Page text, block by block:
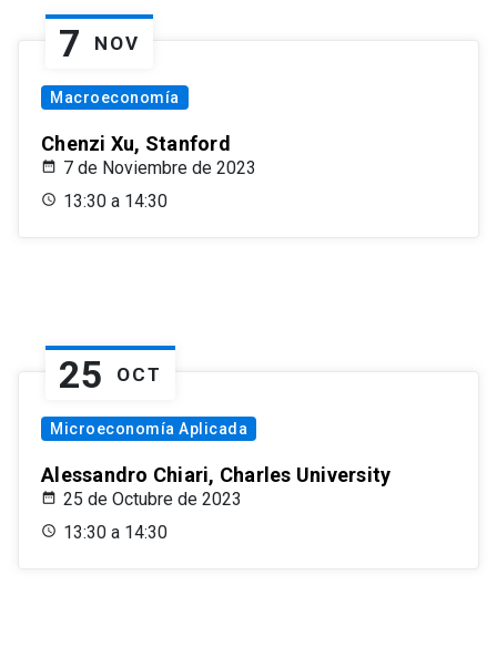
7 NOV
Macroeconomía
Chenzi Xu, Stanford
7 de Noviembre de 2023
13:30 a 14:30
25 OCT
Microeconomía Aplicada
Alessandro Chiari, Charles University
25 de Octubre de 2023
13:30 a 14:30